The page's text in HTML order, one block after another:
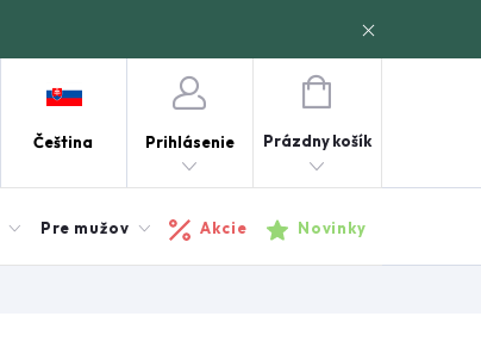
Čeština Prihlásenie
NÁKUPNÝ
Prázdny košík
Pre mužov Akcie Novinky